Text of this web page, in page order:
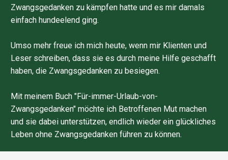
Zwangsgedanken zu kämpfen hatte und es mir damals
einfach hundeelend ging.
Umso mehr freue ich mich heute, wenn mir Klienten und
Leser schreiben, dass sie es durch meine Hilfe geschafft
haben, die Zwangsgedanken zu besiegen.
Mit meinem Buch "Für-immer-Urlaub-von-
Zwangsgedanken" möchte ich Betroffenen Mut machen
und sie dabei unterstützen, endlich wieder ein glückliches
Leben ohne Zwangsgedanken führen zu können.